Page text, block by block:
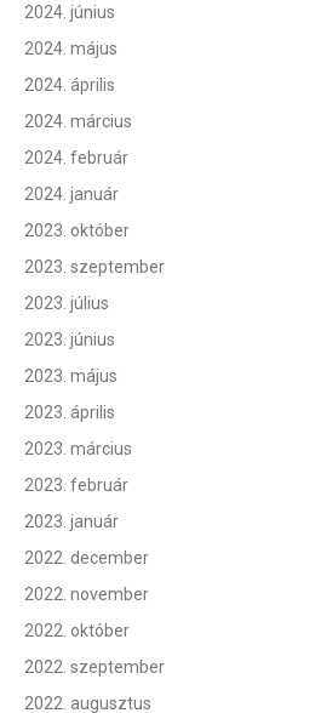
2024. június
2024. május
2024. április
2024. március
2024. február
2024. január
2023. október
2023. szeptember
2023. július
2023. június
2023. május
2023. április
2023. március
2023. február
2023. január
2022. december
2022. november
2022. október
2022. szeptember
2022. augusztus